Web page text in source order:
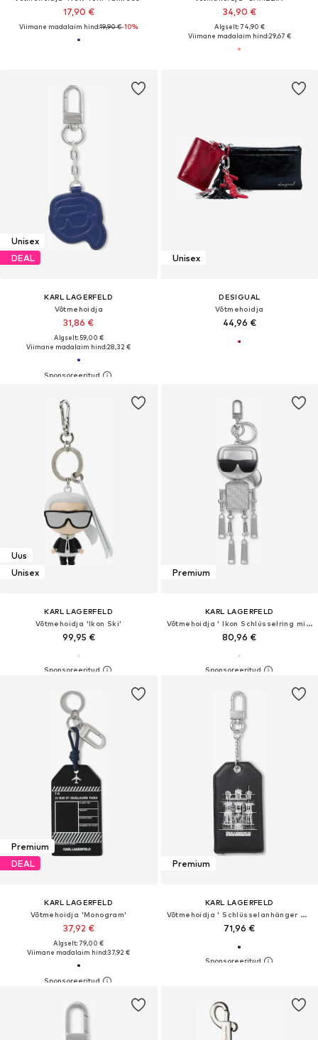
17,90 €
Viimane madalaim hind:19,90 €-10%
34,90 €
Algselt: 74,90 €
Viimane madalaim hind:29,67 €
Unisex
DEAL
KARL LAGERFELD
Võtmehoidja
31,86 €
Algselt: 59,00 €
Viimane madalaim hind:28,32 €
Unisex
DESIGUAL
Võtmehoidja
44,96 €
Uus
Unisex
KARL LAGERFELD
Võtmehoidja 'Ikon Ski'
99,95 €
Premium
KARL LAGERFELD
Võtmehoidja ' Ikon Schlüsselring mit Roboter '
80,96 €
Premium
DEAL
KARL LAGERFELD
Võtmehoidja 'Monogram'
37,92 €
Algselt: 79,00 €
Viimane madalaim hind:37,92 €
Premium
KARL LAGERFELD
Võtmehoidja ' Schlüsselanhänger mit Maison de Karl-Illustration '
71,96 €